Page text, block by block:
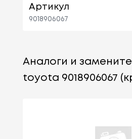
Артикул
9018906067
Аналоги и
toyota 9018906067